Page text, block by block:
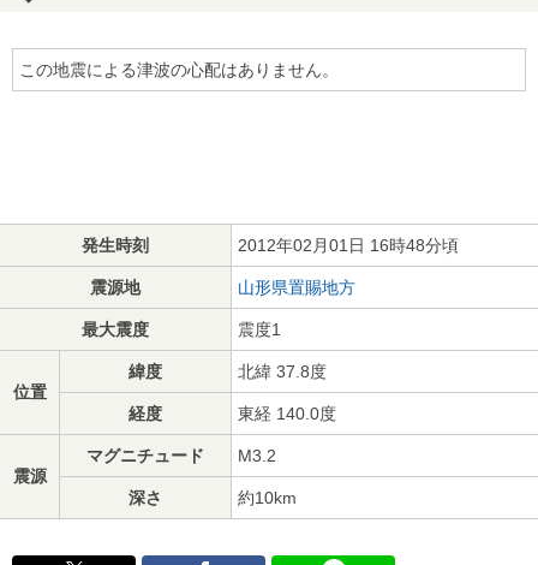
この地震による津波の心配はありません。
発生時刻 2012年02月01日 16時48分頃
震源地 山形県置賜地方
最大震度 震度1
位置
緯度 北緯 37.8度
経度 東経 140.0度
震源
マグニチュード M3.2
深さ 約10km